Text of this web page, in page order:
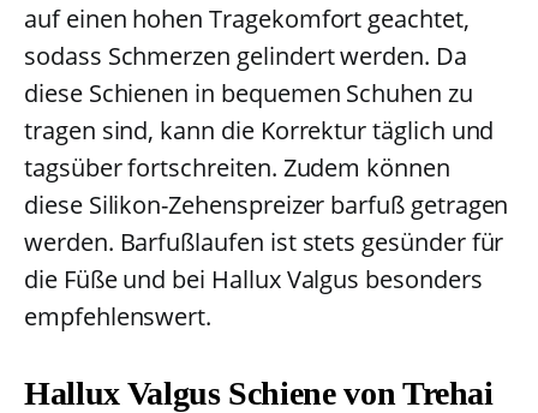
auf einen hohen Tragekomfort geachtet,
sodass Schmerzen gelindert werden. Da
diese Schienen in bequemen Schuhen zu
tragen sind, kann die Korrektur täglich und
tagsüber fortschreiten. Zudem können
diese Silikon-Zehenspreizer barfuß getragen
werden. Barfußlaufen ist stets gesünder für
die Füße und bei Hallux Valgus besonders
empfehlenswert.
Hallux Valgus Schiene von Trehai